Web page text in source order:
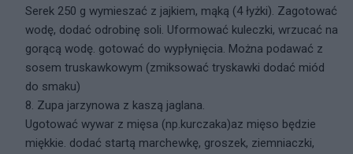
Serek 250 g wymieszać z jajkiem, mąką (4 łyżki). Zagotować
wodę, dodać odrobinę soli. Uformować kuleczki, wrzucać na
gorącą wodę. gotować do wypłynięcia. Można podawać z
sosem truskawkowym (zmiksować tryskawki dodać miód
do smaku)
8. Zupa jarzynowa z kaszą jaglana.
Ugotować wywar z mięsa (np.kurczaka)az mięso będzie
miękkie. dodać startą marchewkę, groszek, ziemniaczki,